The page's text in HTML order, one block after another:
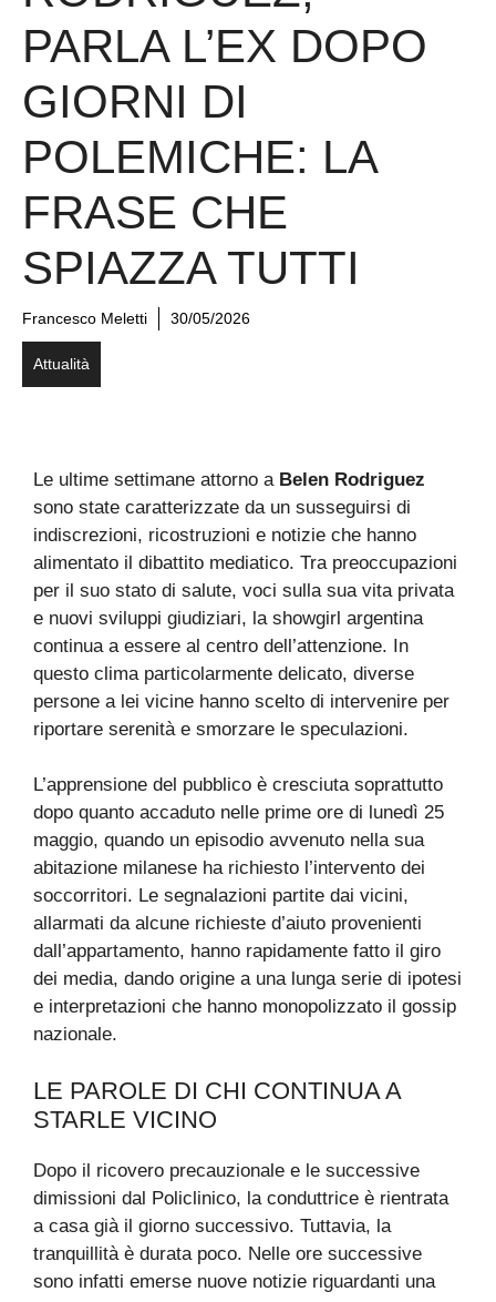
PARLA L’EX DOPO
GIORNI DI
POLEMICHE: LA
FRASE CHE
SPIAZZA TUTTI
Francesco Meletti 30/05/2026
Attualità
Le ultime settimane attorno a Belen Rodriguez
sono state caratterizzate da un susseguirsi di
indiscrezioni, ricostruzioni e notizie che hanno
alimentato il dibattito mediatico. Tra preoccupazioni
per il suo stato di salute, voci sulla sua vita privata
e nuovi sviluppi giudiziari, la showgirl argentina
continua a essere al centro dell’attenzione. In
questo clima particolarmente delicato, diverse
persone a lei vicine hanno scelto di intervenire per
riportare serenità e smorzare le speculazioni.
L’apprensione del pubblico è cresciuta soprattutto
dopo quanto accaduto nelle prime ore di lunedì 25
maggio, quando un episodio avvenuto nella sua
abitazione milanese ha richiesto l’intervento dei
soccorritori. Le segnalazioni partite dai vicini,
allarmati da alcune richieste d’aiuto provenienti
dall’appartamento, hanno rapidamente fatto il giro
dei media, dando origine a una lunga serie di ipotesi
e interpretazioni che hanno monopolizzato il gossip
nazionale.
LE PAROLE DI CHI CONTINUA A
STARLE VICINO
Dopo il ricovero precauzionale e le successive
dimissioni dal Policlinico, la conduttrice è rientrata
a casa già il giorno successivo. Tuttavia, la
tranquillità è durata poco. Nelle ore successive
sono infatti emerse nuove notizie riguardanti una